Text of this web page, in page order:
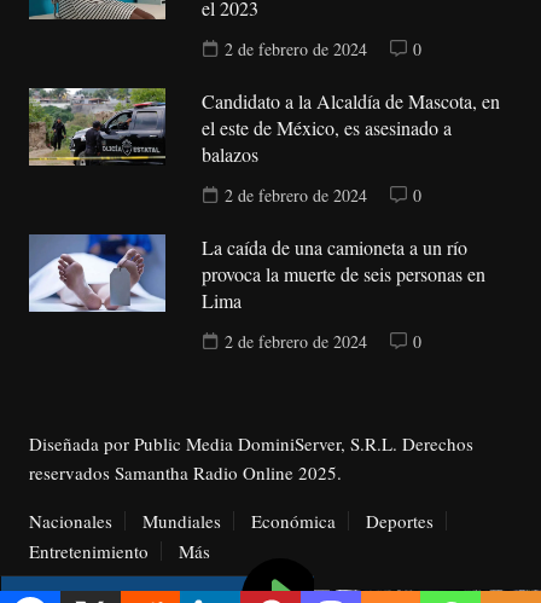
el 2023
2 de febrero de 2024 0
Candidato a la Alcaldía de Mascota, en
el este de México, es asesinado a
balazos
2 de febrero de 2024 0
La caída de una camioneta a un río
provoca la muerte de seis personas en
Lima
2 de febrero de 2024 0
Diseñada por Public Media DominiServer, S.R.L. Derechos
reservados Samantha Radio Online 2025.
Nacionales
Mundiales Económica
Deportes
Entretenimiento
Más